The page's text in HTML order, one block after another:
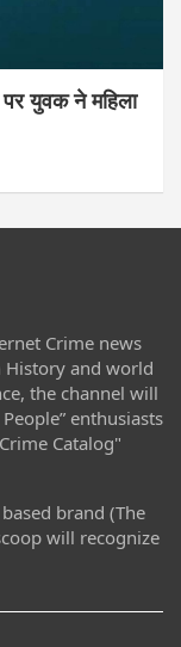
युवक ने महिला
Crime news
and world
the channel will
enthusiasts
Catalog"
brand (The
will recognize